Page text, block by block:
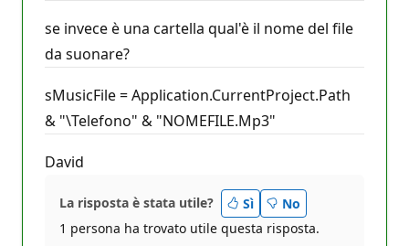
se invece è una cartella qual'è il nome del file
da suonare?
sMusicFile = Application.CurrentProject.Path
& "\Telefono" & "NOMEFILE.Mp3"
David
La risposta è stata utile? Sì
No
1 persona ha trovato utile questa risposta.